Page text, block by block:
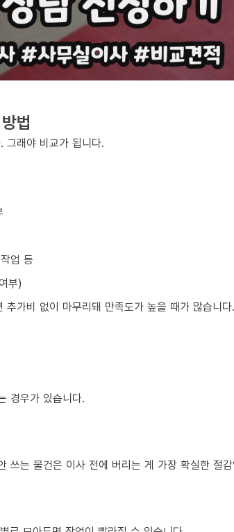
법
그래야 비교가 됩니다.
업 등
부)
가비 없이 마무리돼 만족도가 높을 때가 많습니다.
경우가 있습니다.
쓰는 물건은 이사 전에 버리는 게 가장 확실한 절